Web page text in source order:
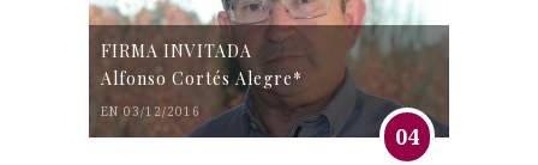
FIRMA INVITADA
Alfonso Cortés Alegre*
EN 03/12/2016
04